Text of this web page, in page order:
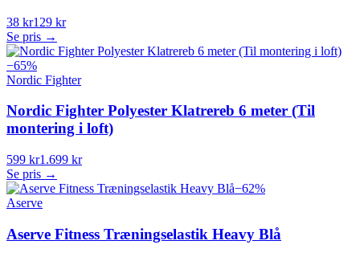
38 kr129 kr
Se pris →
−65%
Nordic Fighter
Nordic Fighter Polyester Klatrereb 6 meter (Til
montering i loft)
599 kr1.699 kr
Se pris →
−62%
Aserve
Aserve Fitness Træningselastik Heavy Blå